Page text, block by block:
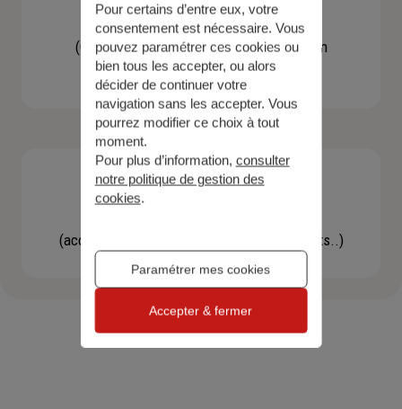
Contacter un agent
(Obtenir un devis, une information, faire un
bilan...)
(accéder à l'espace client, gérer mes contrats..)
Pour certains d’entre eux, votre
consentement est nécessaire. Vous
pouvez paramétrer ces cookies ou
bien tous les accepter, ou alors
décider de continuer votre
navigation sans les accepter. Vous
pourrez modifier ce choix à tout
moment.
Pour plus d’information, consulter
notre politique de gestion des
cookies.
Paramétrer mes cookies
Accepter & fermer